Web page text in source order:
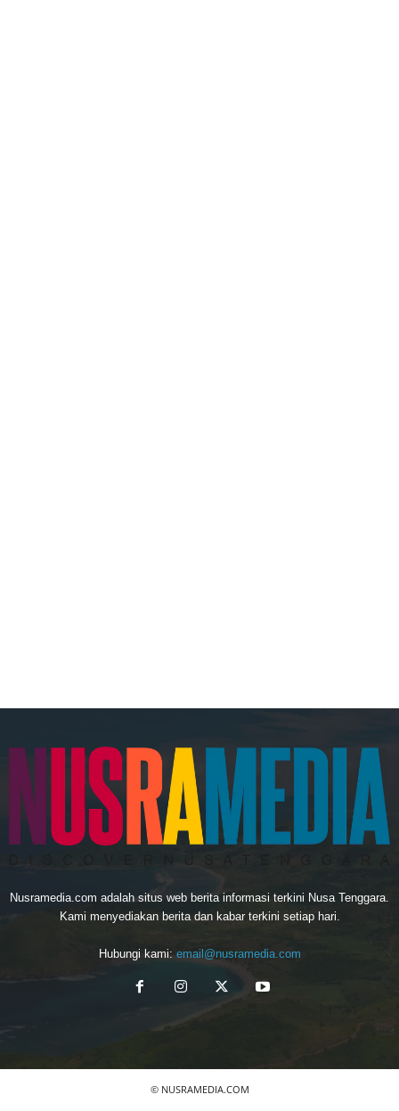
Nusramedia.com adalah situs web berita informasi terkini Nusa Tenggara.
Kami menyediakan berita dan kabar terkini setiap hari.
Hubungi kami: email@nusramedia.com
© NUSRAMEDIA.COM